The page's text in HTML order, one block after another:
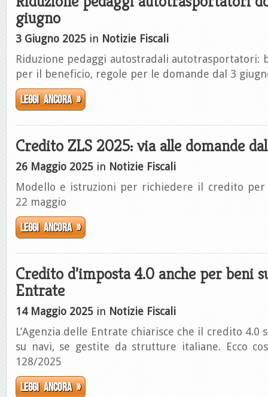
giugno
3 Giugno 2025 in Notizie Fiscali
Riduzione pedaggi autostradali autotrasportatori:
per il beneficio, regole per le domande dal 3
Leggi ancora »
Credito ZLS 2025: via alle domande
26 Maggio 2025 in Notizie Fiscali
Modello e istruzioni per richiedere il credito per
22 maggio
Leggi ancora »
Credito d’imposta 4.0 anche per beni
Entrate
14 Maggio 2025 in Notizie Fiscali
L’Agenzia delle Entrate chiarisce che il credito 4.0
su navi, se gestite da strutture italiane. Ecco
128/2025
Leggi ancora »